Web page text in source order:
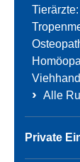
› Alle
Private